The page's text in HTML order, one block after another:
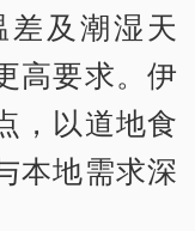
及潮湿天
高要求。伊
，以道地食
本地需求深